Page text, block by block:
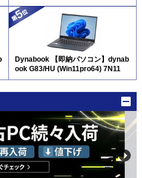
Dynabook 【即納パソコン】dynab
ook G83/HU (Win11pro64) 7N11